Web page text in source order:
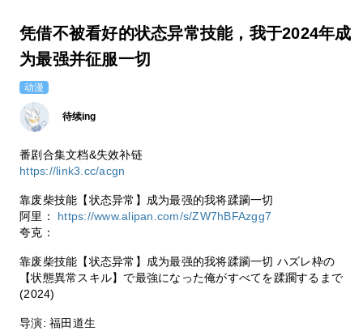
凭借不被看好的状态异常技能，我于2024年成
为最强并征服一切
动漫
待续ing
番剧合集文档&失效补链
https://link3.cc/acgn
靠废柴技能【状态异常】成为最强的我将蹂躏一切
阿里： https://www.alipan.com/s/ZW7hBFAzgg7
夸克：
靠废柴技能【状态异常】成为最强的我将蹂躏一切 ハズレ枠の
【状態異常スキル】で最強になった俺がすべてを蹂躙するまで
(2024)
导演: 福田道生